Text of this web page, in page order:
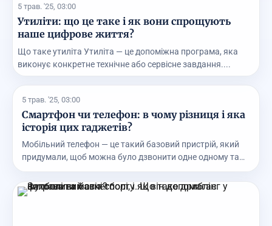
5 трав. '25, 03:00
Утиліти: що це таке і як вони спрощують
наше цифрове життя?
Що таке утиліта Утиліта — це допоміжна програма, яка
виконує конкретне технічне або сервісне завдання....
5 трав. '25, 03:00
Смартфон чи телефон: в чому різниця і яка
історія цих гаджетів?
Мобільний телефон — це такий базовий пристрій, який
придумали, щоб можна було дзвонити одне одному та